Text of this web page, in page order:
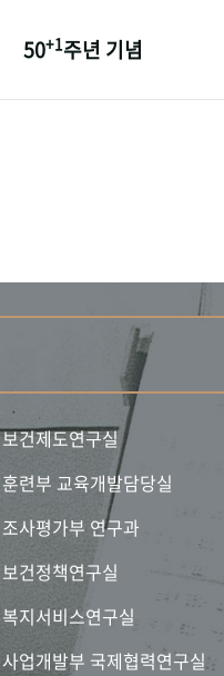
50+1주년 기념
보건제도연구실
훈련부 교육개발담당실
조사평가부 연구과
보건정책연구실
복지서비스연구실
사업개발부 국제협력연구실